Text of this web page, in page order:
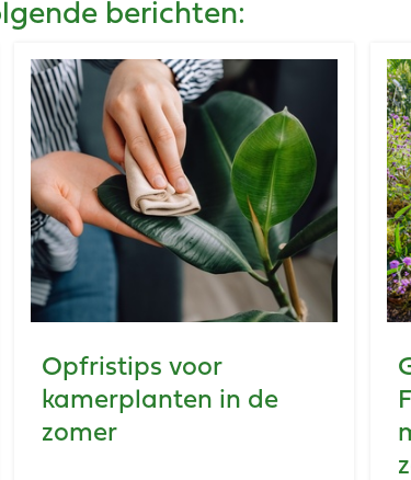
berichten:
Opfristips voor
kamerplanten in de
zomer